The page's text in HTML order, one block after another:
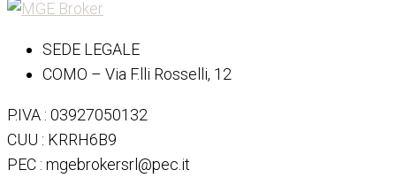
SEDE LEGALE
COMO – Via F.lli Rosselli, 12
P.IVA : 03927050132
CUU : KRRH6B9
PEC : mgebrokersrl@pec.it